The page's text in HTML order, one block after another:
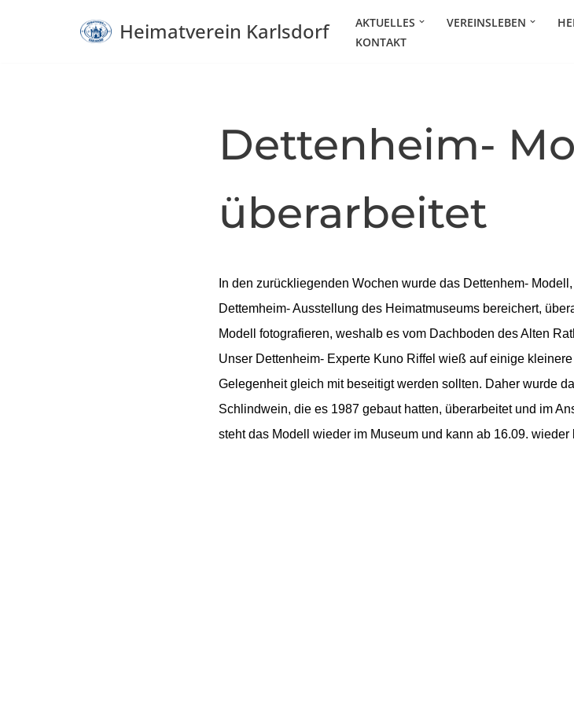
Heimatverein Karlsdorf AKTUELLES VEREINSLEBEN
KONTAKT
Dettenheim-
überarbeitet
In den zurückliegenden Wochen wurde das Dettenhem-
Dettemheim- Ausstellung des Heimatmuseums bereichert,
Modell fotografieren, weshalb es vom Dachboden des Alten
Unser Dettenheim- Experte Kuno Riffel wieß auf einige
Gelegenheit gleich mit beseitigt werden sollten. Daher wurde
Schlindwein, die es 1987 gebaut hatten, überarbeitet und im
steht das Modell wieder im Museum und kann ab 16.09. wieder